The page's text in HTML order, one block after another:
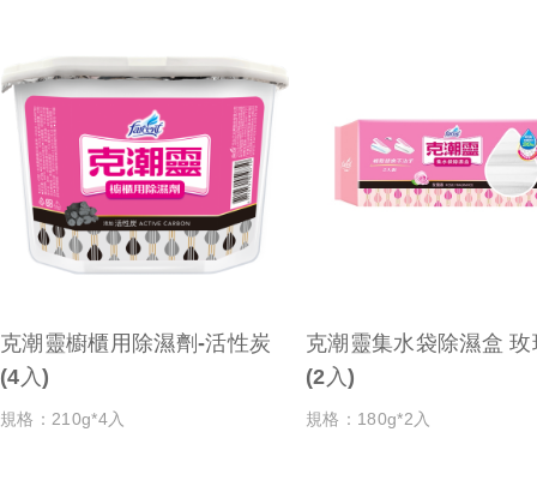
克潮靈櫥櫃用除濕劑-活性炭
(4入)
規格：210g*4入
克潮靈集水袋除濕盒 玫瑰香
(2入)
規格：180g*2入